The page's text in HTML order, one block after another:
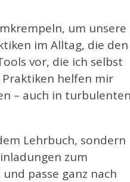
um unsere
im Alltag, die den
vor, die ich selbst
helfen mir
– auch in
Lehrbuch, sondern
zum
passe ganz nach